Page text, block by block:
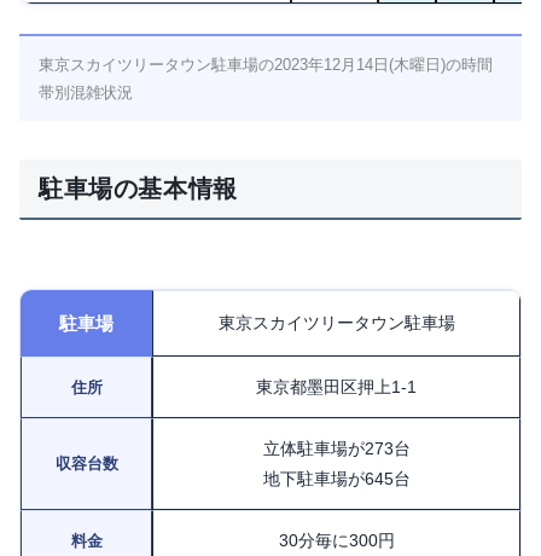
東京スカイツリータウン駐車場の2023年12月14日(木曜日)の時間
帯別混雑状況
駐車場の基本情報
駐車場 東京スカイツリータウン駐車場
住所 東京都墨田区押上1-1
収容台数
立体駐車場が273台
地下駐車場が645台
料金 30分毎に300円